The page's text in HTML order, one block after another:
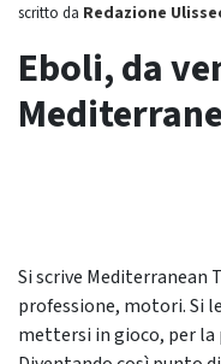
scritto da Redazione
Eboli, da
Si scrive Mediterranean
professione, motori. Si
mettersi in gioco, per